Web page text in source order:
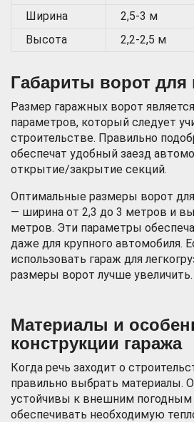
Ширина
2,5-3 м
Высота
2,2-2,5 м
Габариты ворот для
Размер гаражных ворот
параметров, который следует
строительстве. Правильно
обеспечат удобный заезд
открытие/закрытие секций.
Оптимальные размеры ворот
— ширина от 2,3 до 3 метров и
метров. Эти параметры
даже для крупного автомобиля.
использовать гараж для
размеры ворот лучше увеличить.
Материалы и
конструкции гаража
Когда речь заходит о
правильно выбрать материалы.
устойчивы к внешним погодным
обеспечивать необходимую